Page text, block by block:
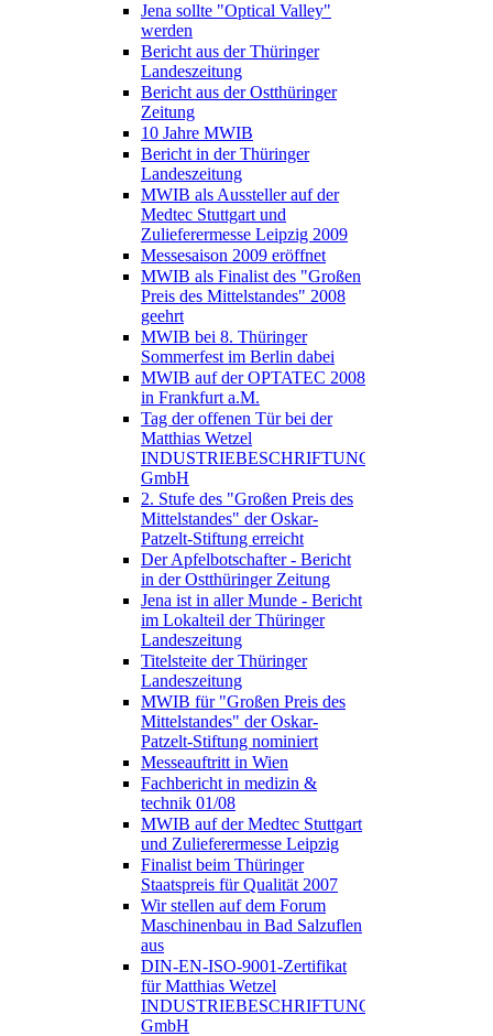
Jena sollte "Optical Valley"
werden
Bericht aus der Thüringer
Landeszeitung
Bericht aus der Ostthüringer
Zeitung
10 Jahre MWIB
Bericht in der Thüringer
Landeszeitung
MWIB als Aussteller auf der
Medtec Stuttgart und
Zulieferermesse Leipzig 2009
Messesaison 2009 eröffnet
MWIB als Finalist des "Großen
Preis des Mittelstandes" 2008
geehrt
MWIB bei 8. Thüringer
Sommerfest im Berlin dabei
MWIB auf der OPTATEC 2008
in Frankfurt a.M.
Tag der offenen Tür bei der
Matthias Wetzel
INDUSTRIEBESCHRIFTUNGEN
GmbH
2. Stufe des "Großen Preis des
Mittelstandes" der Oskar-
Patzelt-Stiftung erreicht
Der Apfelbotschafter - Bericht
in der Ostthüringer Zeitung
Jena ist in aller Munde - Bericht
im Lokalteil der Thüringer
Landeszeitung
Titelsteite der Thüringer
Landeszeitung
MWIB für "Großen Preis des
Mittelstandes" der Oskar-
Patzelt-Stiftung nominiert
Messeauftritt in Wien
Fachbericht in medizin &
technik 01/08
MWIB auf der Medtec Stuttgart
und Zulieferermesse Leipzig
Finalist beim Thüringer
Staatspreis für Qualität 2007
Wir stellen auf dem Forum
Maschinenbau in Bad Salzuflen
aus
DIN-EN-ISO-9001-Zertifikat
für Matthias Wetzel
INDUSTRIEBESCHRIFTUNGEN
GmbH